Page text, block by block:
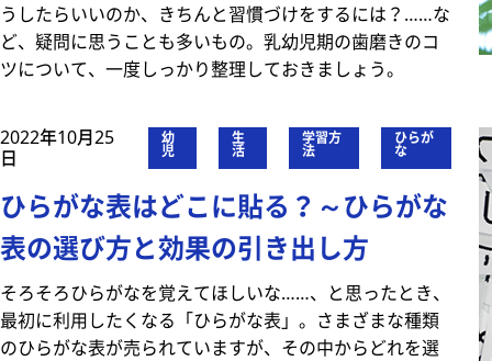
うしたらいいのか、きちんと習慣づけをするには？……な
ど、疑問に思うことも多いもの。乳幼児期の歯磨きのコ
ツについて、一度しっかり整理しておきましょう。
2022年10月25
日
幼
児
生
活
学習方
法
ひらが
な
ひらがな表はどこに貼る？～ひらがな
表の選び方と効果の引き出し方
そろそろひらがなを覚えてほしいな……、と思ったとき、
最初に利用したくなる「ひらがな表」。さまざまな種類
のひらがな表が売られていますが、その中からどれを選